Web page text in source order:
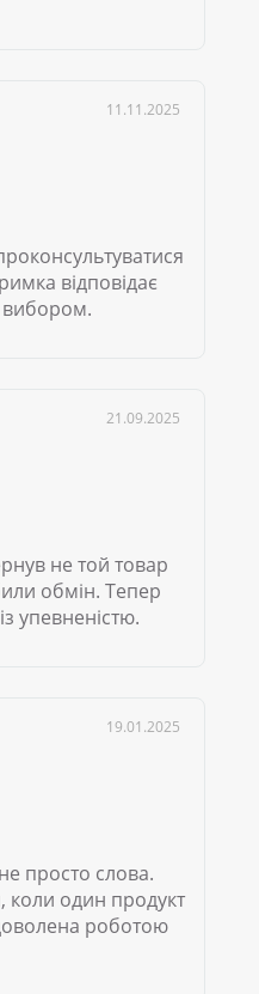
11.11.2025
відповідає
вибором.
21.09.2025
не той товар
обмін. Тепер
упевненістю.
19.01.2025
просто слова.
один продукт
роботою